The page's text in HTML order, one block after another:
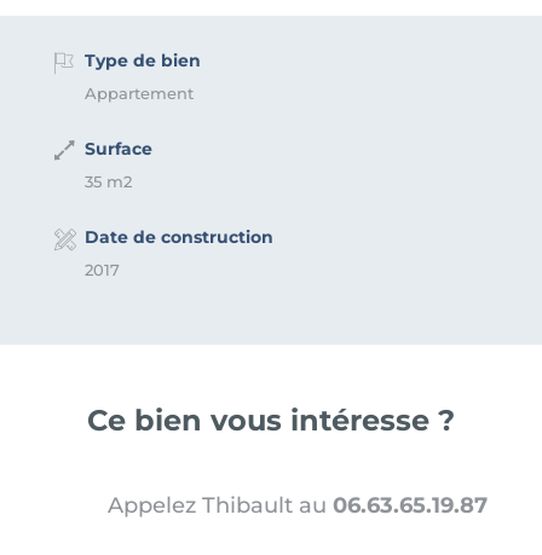
Type de bien
Appartement
Surface
35 m2
Date de construction
2017
Ce bien vous intéresse ?
Appelez Thibault au06.63.65.19.87